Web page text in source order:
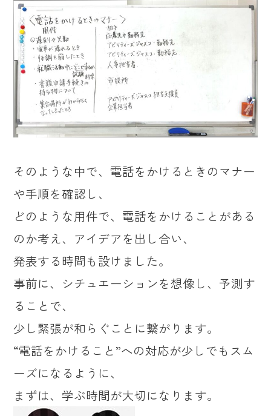
そのような中で、電話をかけるときのマナー
や手順を確認し、
どのような用件で、電話をかけることがある
のか考え、アイデアを出し合い、
発表する時間も設けました。
事前に、シチュエーションを想像し、予測す
ることで、
少し緊張が和らぐことに繋がります。
“電話をかけること”への対応が少しでもスム
ーズになるように、
まずは、学ぶ時間が大切になります。